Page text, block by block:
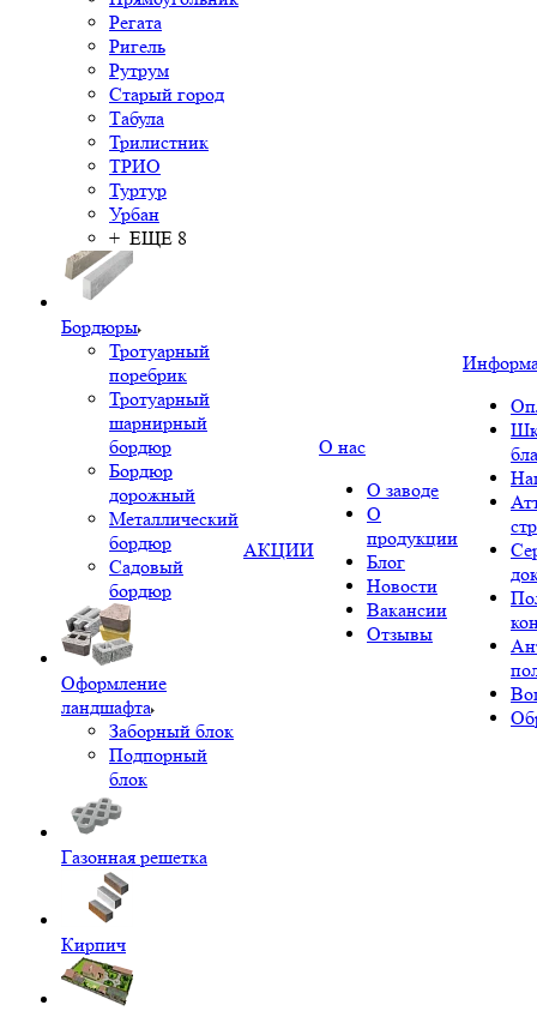
Регата
Ригель
Рутрум
Старый город
Табула
Трилистник
ТРИО
Туртур
Урбан
+ ЕЩЕ 8
Бордюры
Тротуарный
поребрик
Тротуарный
шарнирный
бордюр
Бордюр
дорожный
Металлический
бордюр
Садовый
бордюр
Оформление
ландшафта
Заборный блок
Подпорный
блок
Газонная решетка
Кирпич
АКЦИИ
О нас
О заводе
О
продукции
Блог
Новости
Вакансии
Отзывы